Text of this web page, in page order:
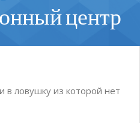
центр
ловушку из которой нет